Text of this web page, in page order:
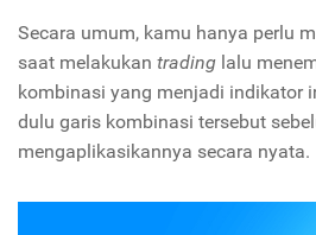
Secara umum, kamu hanya perlu
saat melakukan trading lalu
kombinasi yang menjadi indikator
dulu garis kombinasi tersebut
mengaplikasikannya secara nyata.